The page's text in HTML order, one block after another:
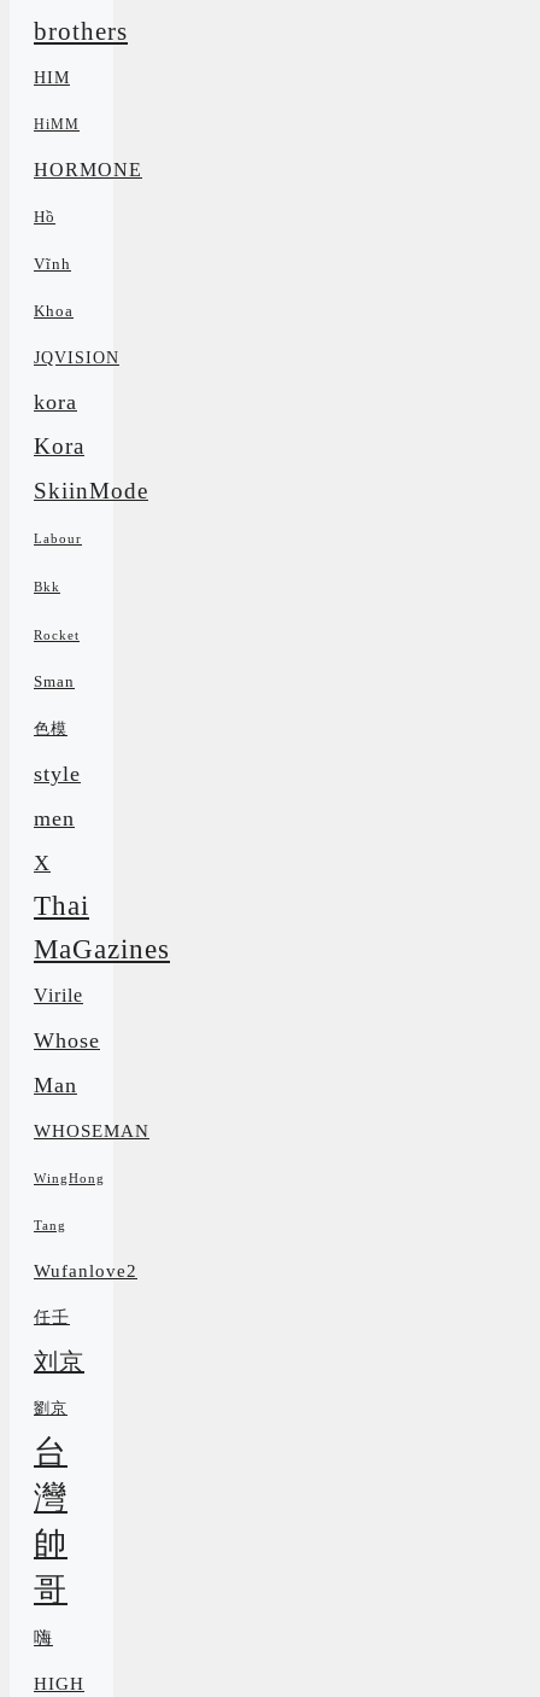
brothers
HIM
HiMM
HORMONE
Hồ
Vĩnh
Khoa
JQVISION
kora
Kora
SkiinMode
Labour
Bkk
Rocket
Sman
色模
style
men
X
Thai
MaGazines
Virile
Whose
Man
WHOSEMAN
WingHong
Tang
Wufanlove2
任壬
刘京
劉京
台
灣
帥
哥
嗨
HIGH